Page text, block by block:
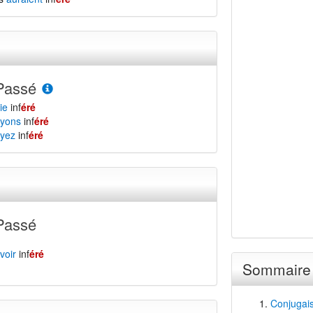
inféré
inféré
inféré
inféré
Sommaire